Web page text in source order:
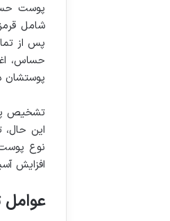
پوست
شامل
پس از
حساس،
پوستشان
تشخیص
این
نوع
افزایش